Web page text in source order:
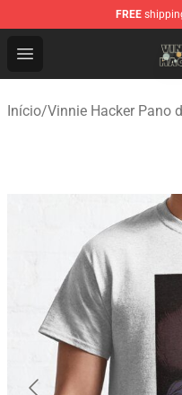
FREE
Open menu
Vinnie Hacker Store
Início/Vinnie Hacker Pano